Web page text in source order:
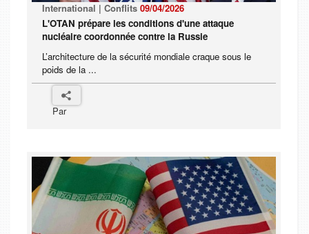
International | Conflits 09/04/2026
L'OTAN prépare les conditions d'une attaque
nucléaire coordonnée contre la Russie
L’architecture de la sécurité mondiale craque sous le
poids de la ...
Par